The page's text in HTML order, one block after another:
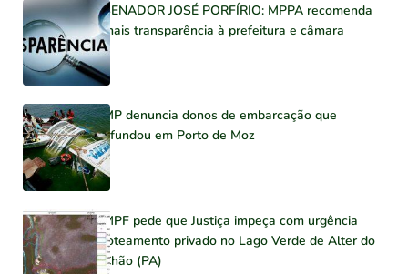
SENADOR JOSÉ PORFÍRIO: MPPA recomenda
mais transparência à prefeitura e câmara
MP denuncia donos de embarcação que
afundou em Porto de Moz
MPF pede que Justiça impeça com urgência
loteamento privado no Lago Verde de Alter do
Chão (PA)